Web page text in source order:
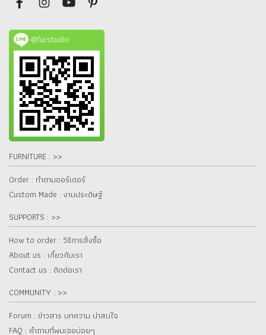
@furstudio
FURNITURE : >>
Order : ทำตามออร์เดอร์
Custom Made : งานประดิษฐ์
SUPPORTS : >>
How to order : วิธีการสั่งซื้อ
About us : เกี๋ยวกับเรา
Contact us : ติดต่อเรา
COMMUNITY : >>
Forum : ข่าวสาร บทความ น่าสนใจ
FAQ : คำถามที่พบเจอบ่อยๆ